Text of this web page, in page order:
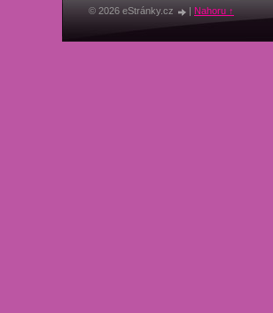
© 2026 eStránky.cz | Nahoru ↑